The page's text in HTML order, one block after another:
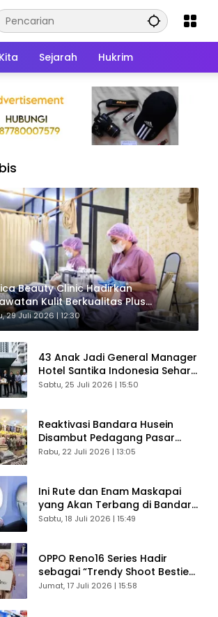
Sejarah Hukrim
Beauty Clinic Hadirkan
Kulit Berkualitas Plus
Gratis
29 Juli 2026 | 12:30
43 Anak Jadi General Manager
Hotel Santika Indonesia Sehari
Sukses Digelar
Sabtu, 25 Juli 2026 | 15:50
Reaktivasi Bandara Husein
Disambut Pedagang Pasar
Baru, Diyakini Bangkitkan
Rabu, 22 Juli 2026 | 13:05
Ini Rute dan Enam Maskapai
yang Akan Terbang di Bandara
Husein Sastranegara
Sabtu, 18 Juli 2026 | 15:49
OPPO Reno16 Series Hadir
sebagai “Trendy Shoot Bestie”,
Bikin Konten Kreator Makin
Jumat, 17 Juli 2026 | 15:58